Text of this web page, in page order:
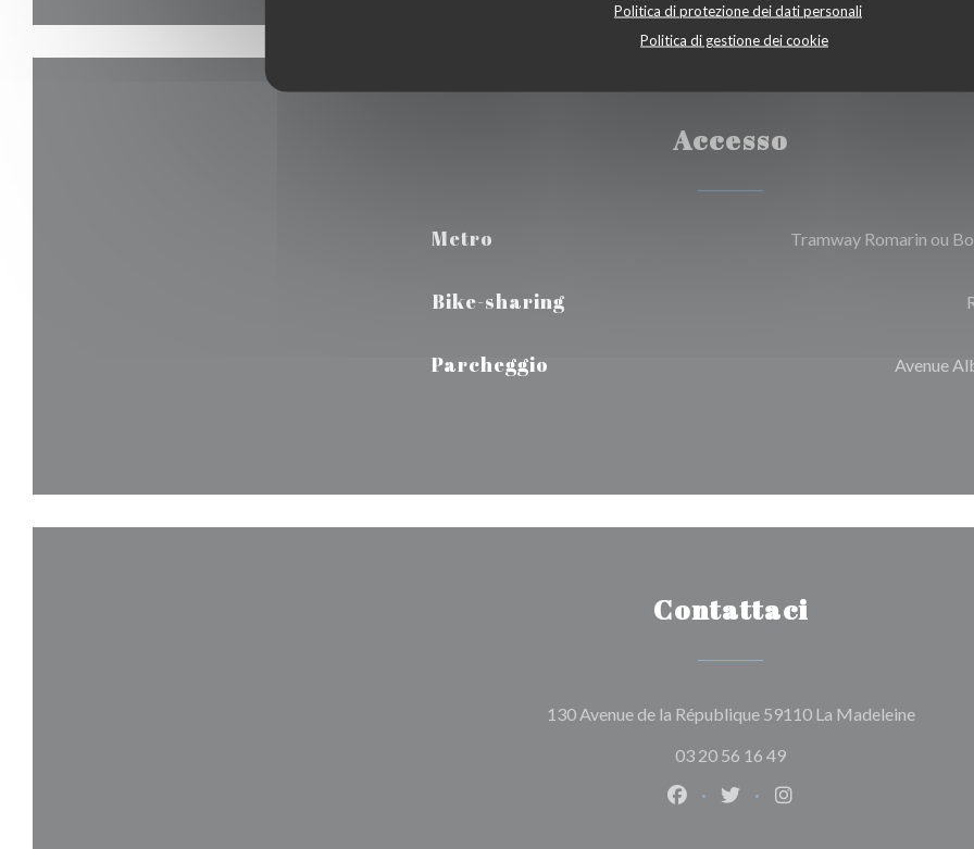
Politica di protezione dei dati personali
Politica di gestione dei cookie
Accesso
Metro Tramway Romarin ou
Bike-sharing
Parcheggio Avenue
Contattaci
130 Avenue de la République 59110 La Madeleine((apre
03 20 56 16 49
Facebook ((apre una nuova
Twitter ((apre una nuova
Instagram ((apre una